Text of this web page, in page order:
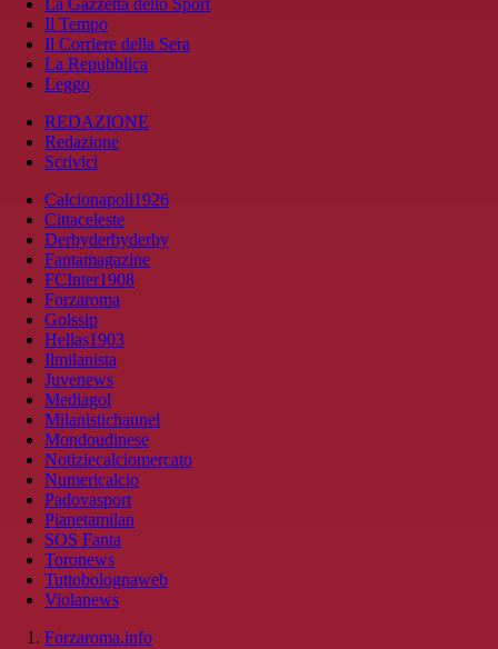
La Gazzetta dello Sport
Il Tempo
Il Corriere della Sera
La Repubblica
Leggo
REDAZIONE
Redazione
Scrivici
Calcionapoli1926
Cittaceleste
Derbyderbyderby
Fantamagazine
FCInter1908
Forzaroma
Golssip
Hellas1903
Ilmilanista
Juvenews
Mediagol
Milanistichannel
Mondoudinese
Notiziecalciomercato
Numericalcio
Padovasport
Pianetamilan
SOS Fanta
Toronews
Tuttobolognaweb
Violanews
Forzaroma.info